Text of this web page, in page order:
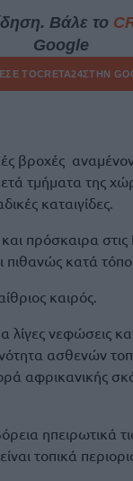
Βάλε το
Google
ΤΟCRETA24ΣΤΗΝ
βροχές
τμήματα της
καταιγίδες.
πρόσκαιρα στις
πιθανώς κατά
καιρός.
λίγες νεφώσεις
ασθενών
αφρικανικής
ηπειρωτικά
τοπικά